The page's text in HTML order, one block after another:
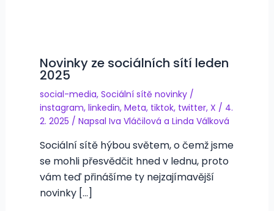
Novinky ze sociálních sítí leden
2025
social-media, Sociální sítě novinky/
instagram, linkedin, Meta, tiktok, twitter, X / 4.
2. 2025 / Napsal Iva Vláčilová a Linda Válková
Sociální sítě hýbou světem, o čemž jsme
se mohli přesvědčit hned v lednu, proto
vám teď přinášíme ty nejzajímavější
novinky […]